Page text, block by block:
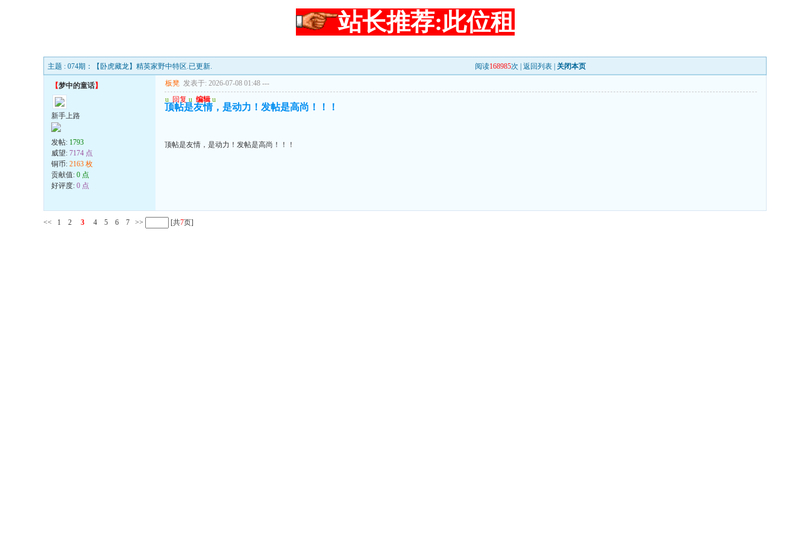
站长推荐:此位租
主题 : 074期：【卧虎藏龙】精英家野中特区.已更新. 阅读168985次 | 返回列表 关闭本页
【梦中的童话】
新手上路
发帖: 1793
威望: 7174 点
铜币: 2163 枚
贡献值: 0 点
好评度: 0 点
板凳 发表于: 2026-07-08 01:48 ---
u 回复 u 编辑 u
顶帖是友情，是动力！发帖是高尚！！！
顶帖是友情，是动力！发帖是高尚！！！
<< 1 2 3 4 5 6 7 >> [共7页]